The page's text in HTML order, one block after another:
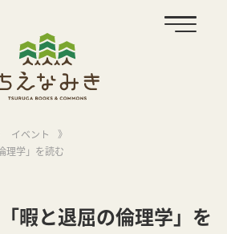
イベント
》
学」を読む
と退屈の倫理学」を